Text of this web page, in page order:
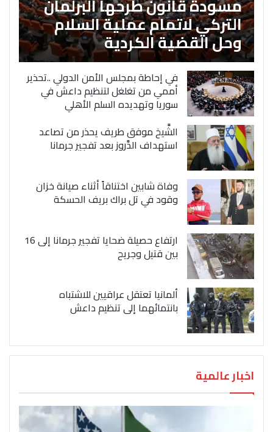
التركي لاتمام عملية السلام
وحل القضية الكردية
في إحاطة بمجلس الأمن الدولي ..تحذير
أممي من تغلغل لتنظيم داعش في
سوريا وتهديده السلم الأهلي
الشَّيخ موفق طريف يحذر من تصاعد
استهداف الدَّروز بعد تفجير جرمانا
وفاة شابين اختناقاً أثناء صيانة خزان
وقود في تل براك بريف الحسكة
ارتفاع حصيلة ضحايا تفجير جرمانا إلى 16
بين قتيل وجريح
ألمانيا تعتقل عراقيين للاشتباه
بانتمائهما إلى تنظيم داعش
اخبار عالمية